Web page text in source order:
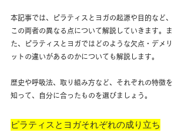
本記事では、ピラティスとヨガの起源や目的など、
この両者の異なる点について解説していきます。ま
た、ピラティスとヨガではどのような欠点・デメリ
ットの違いがあるのかについても解説します。
歴史や呼吸法、取り組み方など、それぞれの特徴を
知って、自分に合ったものを選びましょう。
ピラティスとヨガそれぞれの成り立ち